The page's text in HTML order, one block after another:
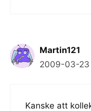
Martin121
2009-03-23
Kanske att